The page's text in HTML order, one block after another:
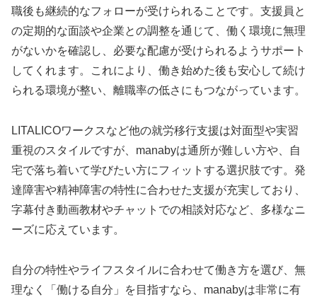
職後も継続的なフォローが受けられることです。支援員と
の定期的な面談や企業との調整を通じて、働く環境に無理
がないかを確認し、必要な配慮が受けられるようサポート
してくれます。これにより、働き始めた後も安心して続け
られる環境が整い、離職率の低さにもつながっています。
LITALICOワークスなど他の就労移行支援は対面型や実習
重視のスタイルですが、manabyは通所が難しい方や、自
宅で落ち着いて学びたい方にフィットする選択肢です。発
達障害や精神障害の特性に合わせた支援が充実しており、
字幕付き動画教材やチャットでの相談対応など、多様なニ
ーズに応えています。
自分の特性やライフスタイルに合わせて働き方を選び、無
理なく「働ける自分」を目指すなら、manabyは非常に有